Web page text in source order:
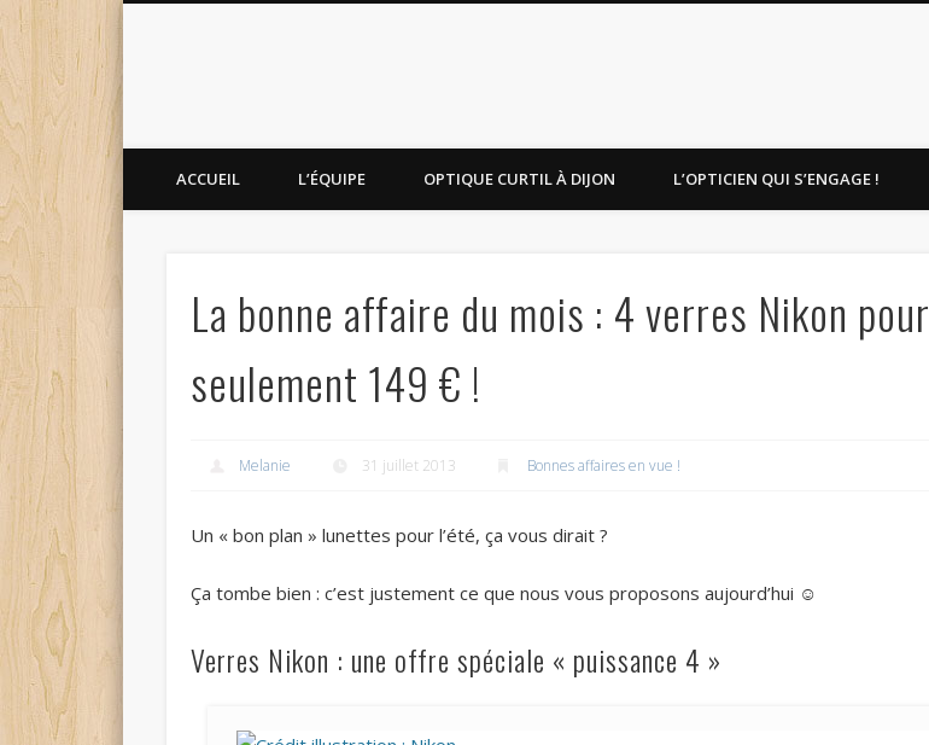
ACCUEIL L’ÉQUIPE OPTIQUE CURTIL À DIJON L’OPTICIEN QUI S’ENGAGE !
La bonne affaire du mois : 4 verres Nikon pour
seulement 149 € !
Melanie 31 juillet 2013 Bonnes affaires en vue !
Un « bon plan » lunettes pour l’été, ça vous dirait ?
Ça tombe bien : c’est justement ce que nous vous proposons aujourd’hui ☺
Verres Nikon : une offre spéciale « puissance 4 »